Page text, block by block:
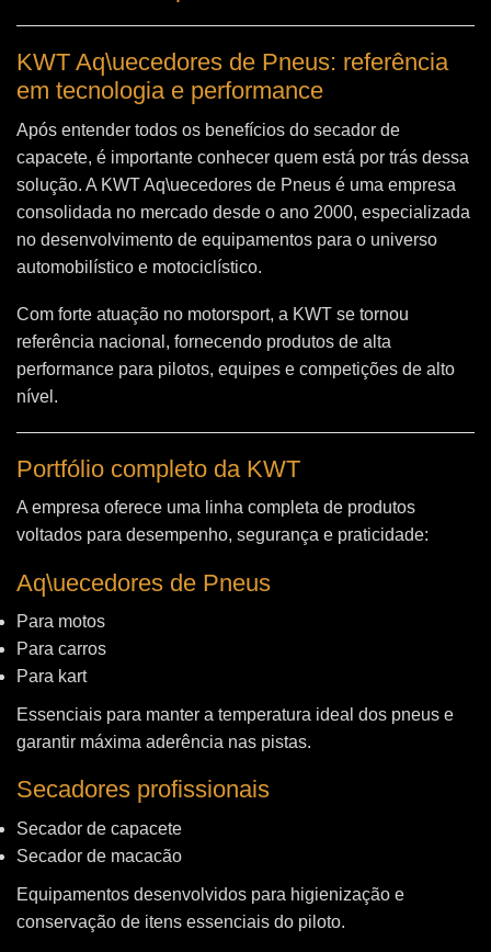
KWT Aq\uecedores de Pneus: referência
em tecnologia e performance
Após entender todos os benefícios do secador de
capacete, é importante conhecer quem está por trás dessa
solução. A KWT Aq\uecedores de Pneus é uma empresa
consolidada no mercado desde o ano 2000, especializada
no desenvolvimento de equipamentos para o universo
automobilístico e motociclístico.
Com forte atuação no motorsport, a KWT se tornou
referência nacional, fornecendo produtos de alta
performance para pilotos, equipes e competições de alto
nível.
Portfólio completo da KWT
A empresa oferece uma linha completa de produtos
voltados para desempenho, segurança e praticidade:
Aq\uecedores de Pneus
Para motos
Para carros
Para kart
Essenciais para manter a temperatura ideal dos pneus e
garantir máxima aderência nas pistas.
Secadores profissionais
Secador de capacete
Secador de macacão
Equipamentos desenvolvidos para higienização e
conservação de itens essenciais do piloto.